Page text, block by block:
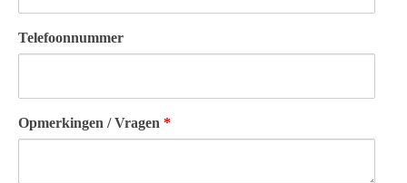
Telefoonnummer
Opmerkingen / Vragen *